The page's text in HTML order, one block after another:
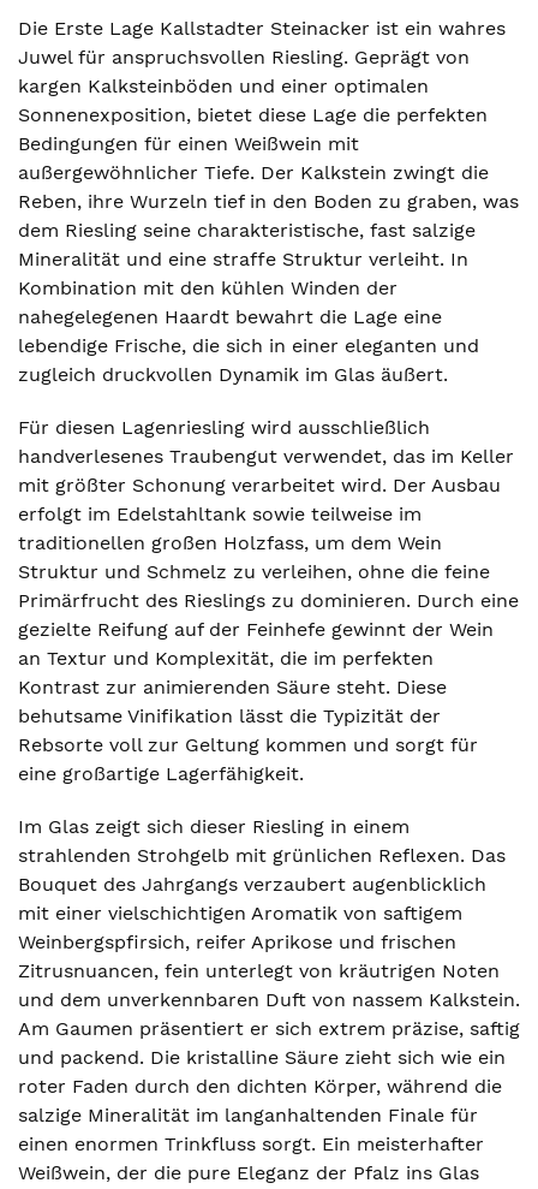
Die Erste Lage Kallstadter Steinacker ist ein wahres
Juwel für anspruchsvollen Riesling. Geprägt von
kargen Kalksteinböden und einer optimalen
Sonnenexposition, bietet diese Lage die perfekten
Bedingungen für einen Weißwein mit
außergewöhnlicher Tiefe. Der Kalkstein zwingt die
Reben, ihre Wurzeln tief in den Boden zu graben, was
dem Riesling seine charakteristische, fast salzige
Mineralität und eine straffe Struktur verleiht. In
Kombination mit den kühlen Winden der
nahegelegenen Haardt bewahrt die Lage eine
lebendige Frische, die sich in einer eleganten und
zugleich druckvollen Dynamik im Glas äußert.
Für diesen Lagenriesling wird ausschließlich
handverlesenes Traubengut verwendet, das im Keller
mit größter Schonung verarbeitet wird. Der Ausbau
erfolgt im Edelstahltank sowie teilweise im
traditionellen großen Holzfass, um dem Wein
Struktur und Schmelz zu verleihen, ohne die feine
Primärfrucht des Rieslings zu dominieren. Durch eine
gezielte Reifung auf der Feinhefe gewinnt der Wein
an Textur und Komplexität, die im perfekten
Kontrast zur animierenden Säure steht. Diese
behutsame Vinifikation lässt die Typizität der
Rebsorte voll zur Geltung kommen und sorgt für
eine großartige Lagerfähigkeit.
Im Glas zeigt sich dieser Riesling in einem
strahlenden Strohgelb mit grünlichen Reflexen. Das
Bouquet des Jahrgangs verzaubert augenblicklich
mit einer vielschichtigen Aromatik von saftigem
Weinbergspfirsich, reifer Aprikose und frischen
Zitrusnuancen, fein unterlegt von kräutrigen Noten
und dem unverkennbaren Duft von nassem Kalkstein.
Am Gaumen präsentiert er sich extrem präzise, saftig
und packend. Die kristalline Säure zieht sich wie ein
roter Faden durch den dichten Körper, während die
salzige Mineralität im langanhaltenden Finale für
einen enormen Trinkfluss sorgt. Ein meisterhafter
Weißwein, der die pure Eleganz der Pfalz ins Glas